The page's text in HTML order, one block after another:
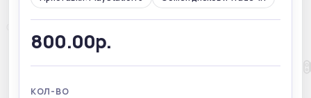
800.00р.
КОЛ-ВО